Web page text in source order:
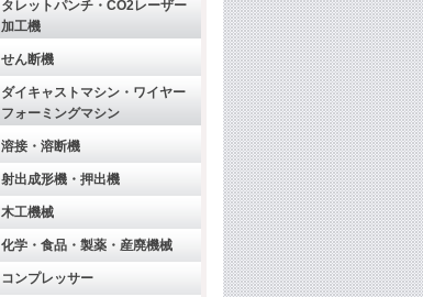
タレットパンチ・CO2レーザー
加工機
せん断機
ダイキャストマシン・ワイヤー
フォーミングマシン
溶接・溶断機
射出成形機・押出機
木工機械
化学・食品・製薬・産廃機械
コンプレッサー